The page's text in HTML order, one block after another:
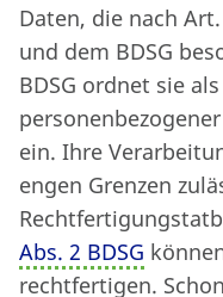
Daten, die nach
und dem BDSG
BDSG ordnet sie
ein. Ihre
engen Grenzen
Abs. 2 BDSG
rechtfertigen.